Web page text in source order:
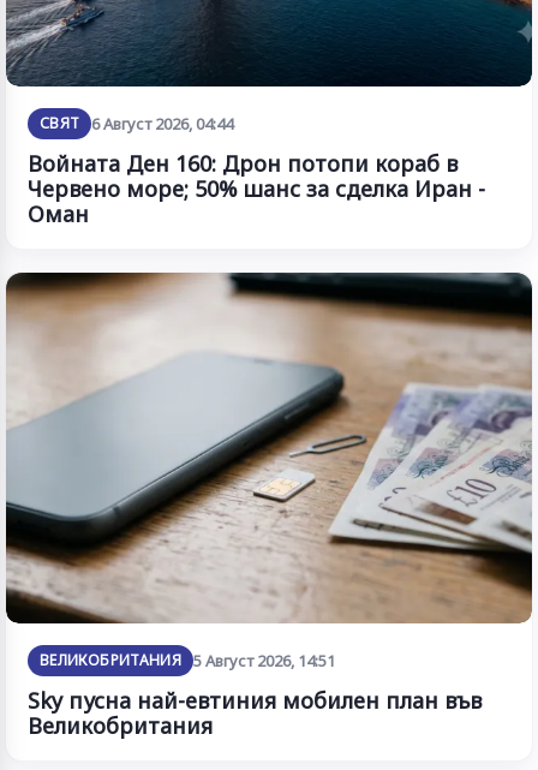
СВЯТ 6 Август 2026, 04:44
Войната Ден 160: Дрон потопи кораб в
Червено море; 50% шанс за сделка Иран -
Оман
ВЕЛИКОБРИТАНИЯ 5 Август 2026, 14:51
Sky пусна най-евтиния мобилен план във
Великобритания